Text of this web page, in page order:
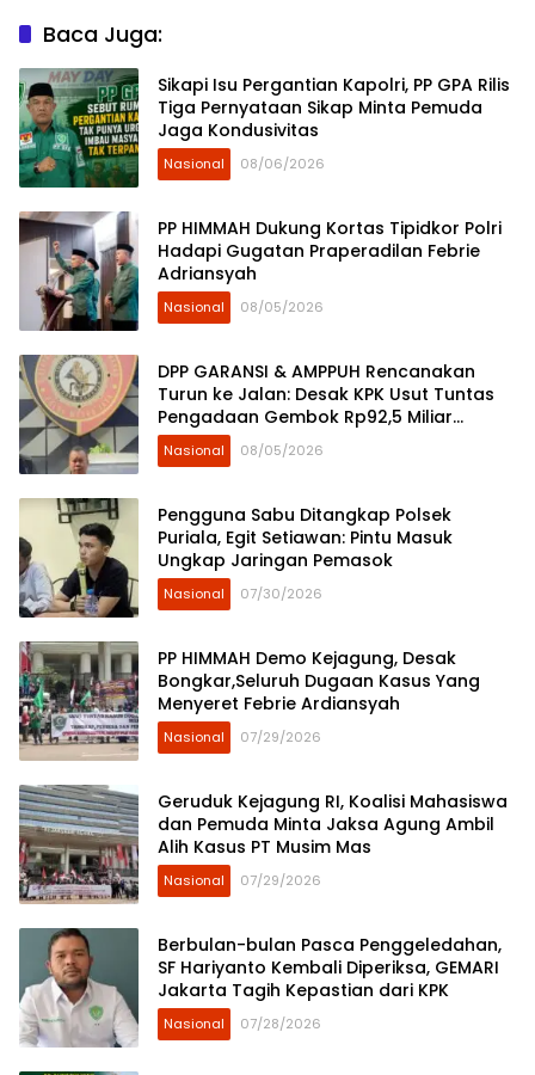
Baca Juga:
Sikapi Isu Pergantian Kapolri, PP GPA Rilis
Tiga Pernyataan Sikap Minta Pemuda
Jaga Kondusivitas
Nasional 08/06/2026
PP HIMMAH Dukung Kortas Tipidkor Polri
Hadapi Gugatan Praperadilan Febrie
Adriansyah
Nasional 08/05/2026
DPP GARANSI & AMPPUH Rencanakan
Turun ke Jalan: Desak KPK Usut Tuntas
Pengadaan Gembok Rp92,5 Miliar
Ditjenpas
Nasional 08/05/2026
Pengguna Sabu Ditangkap Polsek
Puriala, Egit Setiawan: Pintu Masuk
Ungkap Jaringan Pemasok
Nasional 07/30/2026
PP HIMMAH Demo Kejagung, Desak
Bongkar,Seluruh Dugaan Kasus Yang
Menyeret Febrie Ardiansyah
Nasional 07/29/2026
Geruduk Kejagung RI, Koalisi Mahasiswa
dan Pemuda Minta Jaksa Agung Ambil
Alih Kasus PT Musim Mas
Nasional 07/29/2026
Berbulan-bulan Pasca Penggeledahan,
SF Hariyanto Kembali Diperiksa, GEMARI
Jakarta Tagih Kepastian dari KPK
Nasional 07/28/2026